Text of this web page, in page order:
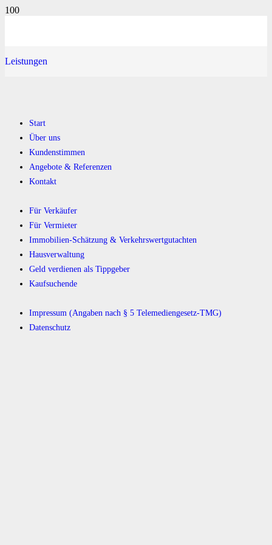
Leistungen
Start
Über uns
Kundenstimmen
Angebote & Referenzen
Kontakt
Für Verkäufer
Für Vermieter
Immobilien-Schätzung & Verkehrswertgutachten
Hausverwaltung
Geld verdienen als Tippgeber
Kaufsuchende
Impressum (Angaben nach § 5 Telemediengesetz-TMG)
Datenschutz